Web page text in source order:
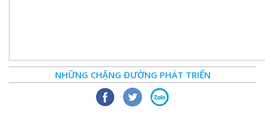
NHỮNG CHẶNG ĐƯỜNG PHÁT TRIỂN